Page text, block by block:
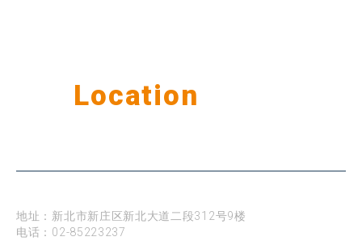
Location
地址：新北市新庄区新北大道二段312号9楼
电话： 02-85223237